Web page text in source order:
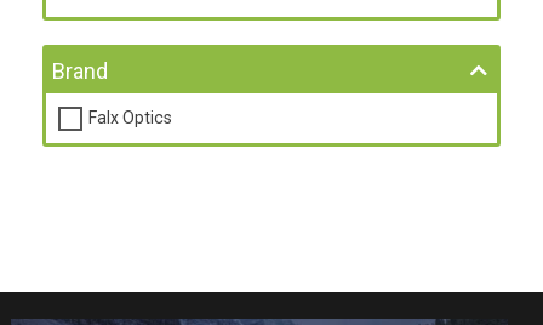
Brand
Falx Optics